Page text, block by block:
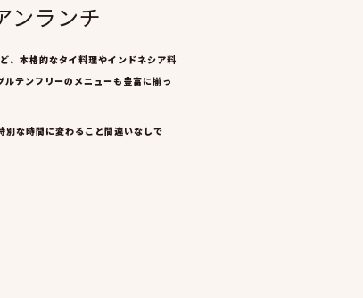
ンランチ
、本格的なタイ料理やインドネシア料
テンフリーのメニューも豊富に揃っ
別な時間に変わること間違いなしで